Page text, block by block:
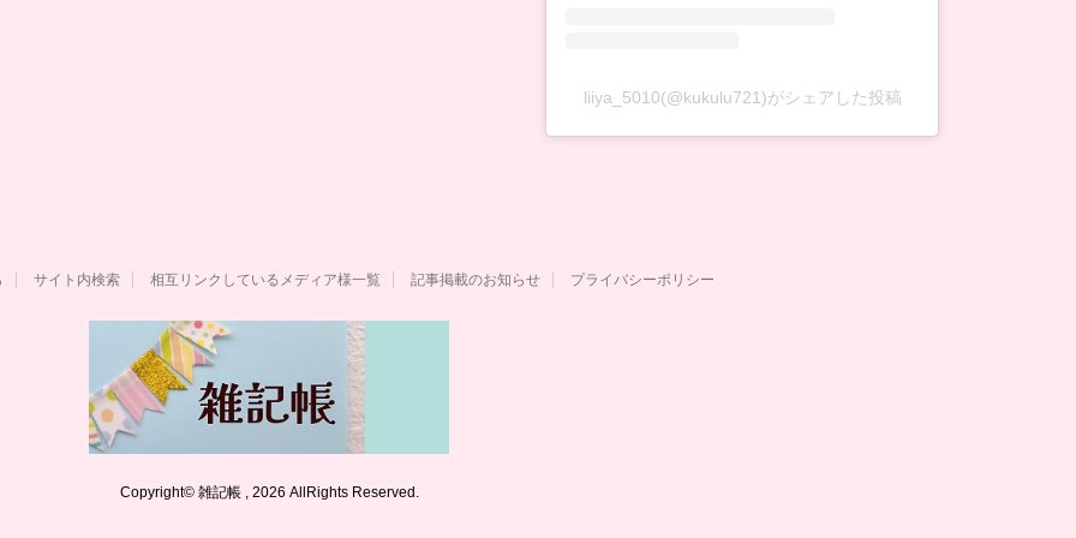
liiya_5010(@kukulu721)がシェアした投稿
サイト内検索 相互リンクしているメディア様一覧 記事掲載のお知らせ プライバシーポリシー
Copyright© 雑記帳 , 2026 AllRights Reserved.